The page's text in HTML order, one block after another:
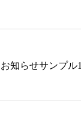
お知らせサンプル1